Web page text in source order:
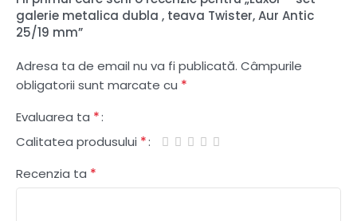
galerie metalica dubla , teava Twister, Aur Antic
25/19 mm”
Adresa ta de email nu va fi publicată. Câmpurile
obligatorii sunt marcate cu *
Evaluarea ta *
Calitatea produsului *
Recenzia ta *